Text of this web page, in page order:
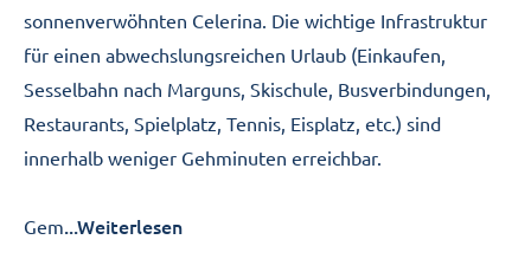
sonnenverwöhnten Celerina. Die wichtige Infrastruktur
für einen abwechslungsreichen Urlaub (Einkaufen,
Sesselbahn nach Marguns, Skischule, Busverbindungen,
Restaurants, Spielplatz, Tennis, Eisplatz, etc.) sind
innerhalb weniger Gehminuten erreichbar.
Gem...Weiterlesen